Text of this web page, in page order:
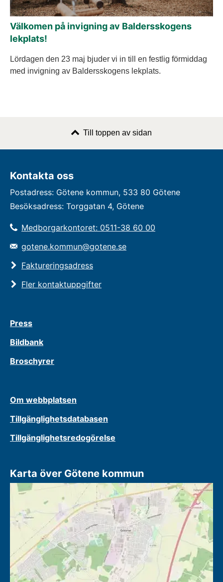
Välkomen på invigning av Baldersskogens
lekplats!
Lördagen den 23 maj bjuder vi in till en festlig förmiddag
med invigning av Baldersskogens lekplats.
Till toppen av sidan
Kontakta oss
Postadress: Götene kommun, 533 80 Götene
Besöksadress: Torggatan 4, Götene
Medborgarkontoret: 0511-38 60 00
gotene.kommun@gotene.se
Faktureringsadress
Fler kontaktuppgifter
Press
Bildbank
Broschyrer
Om webbplatsen
Tillgänglighetsdatabasen
Tillgänglighetsredogörelse
Karta över Götene kommun